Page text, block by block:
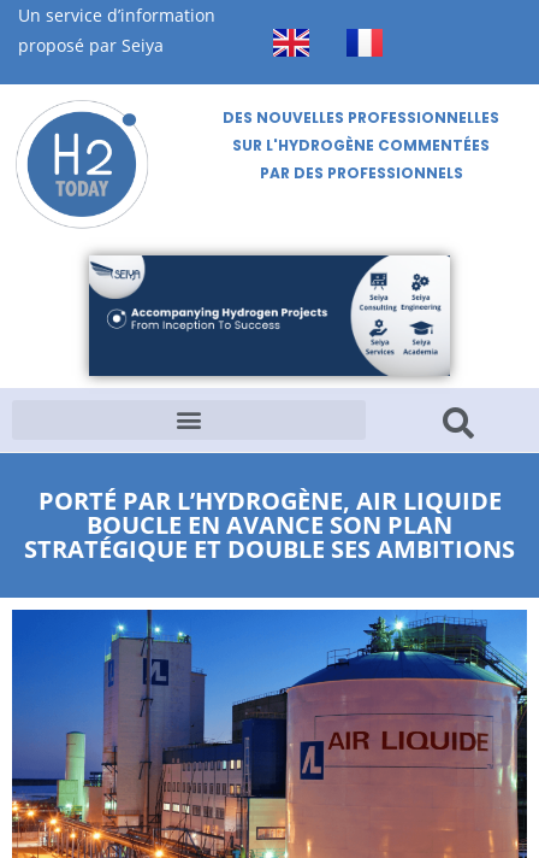
Un service d’information
proposé par Seiya
DES NOUVELLES PROFESSIONNELLES
SUR L'HYDROGÈNE COMMENTÉES
PAR DES PROFESSIONNELS
PORTÉ PAR L’HYDROGÈNE, AIR LIQUIDE
BOUCLE EN AVANCE SON PLAN
STRATÉGIQUE ET DOUBLE SES AMBITIONS